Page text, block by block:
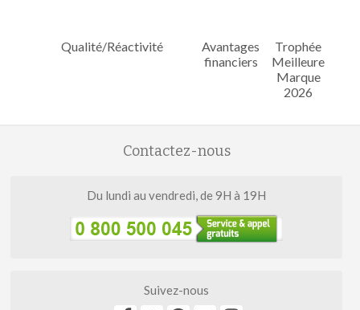
Qualité/Réactivité
Avantages
financiers
Trophée
Meilleure
Marque
2026
Contactez-nous
Du lundi au vendredi, de 9H à 19H
Suivez-nous